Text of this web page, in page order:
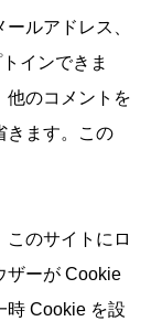
ルアドレス、
インできま
他のコメントを
きます。この
このサイトにロ
ザーが Cookie
時 Cookie を設